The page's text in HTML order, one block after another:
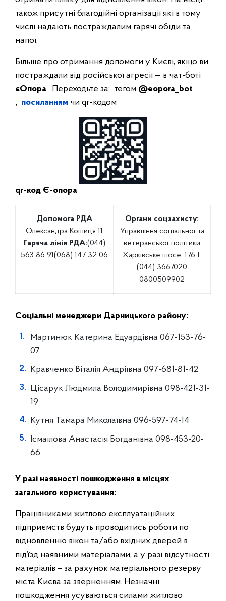
також присутні благодійні організації які в тому
числі надають постраждалим гарячі обіди та
напої.
Більше про отримання допомоги у Києві, якщо ви
постраждали від російської агресії — в чат-боті
єОпора. Переходьте за: тегом @eopora_bot
, посиланням чи qr-кодом
qr-код Є-опора
Допомога РДА
Олександра Кошиця 11
Гаряча лінія РДА:(044)
563 86 91(068) 147 32 06
Органи соцзахисту:
Управління соціальної та
ветеранської політики
Харківське шосе, 176-Г
(044) 3667020
0800509902
Соціальні менеджери Дарницького району:
Мартинюк Катерина Едуардівна 067-153-76-
07
Кравченко Віталія Андріївна 097-681-81-42
Цісарук Людмила Володимирівна 098-421-31-
19
Кутня Тамара Миколаївна 096-597-74-14
Ісмаілова Анастасія Богданівна 098-453-20-
66
У разі наявності пошкодження в місцях
загального користування:
Працівниками житлово експлуатаційних
підприємств будуть проводитись роботи по
відновленню вікон та/або вхідних дверей в
під’їзд наявними матеріалами, а у разі відсутності
матеріалів – за рахунок матеріального резерву
міста Києва за зверненням. Незначні
пошкодження усуваються силами житлово